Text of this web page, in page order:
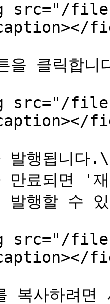
src="/files/
클릭합니
src="/
발행됩니다.\
만료되면 '
발행할 수
src="/
복사하려면